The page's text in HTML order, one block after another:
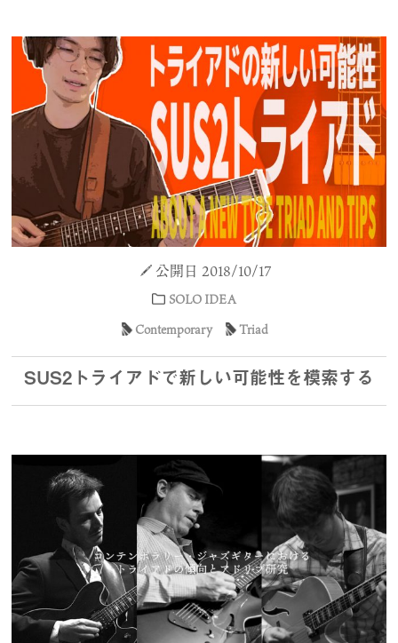
公開日 2018/10/17
SOLO IDEA
Contemporary
Triad
SUS2トライアドで新しい可能性を模索する